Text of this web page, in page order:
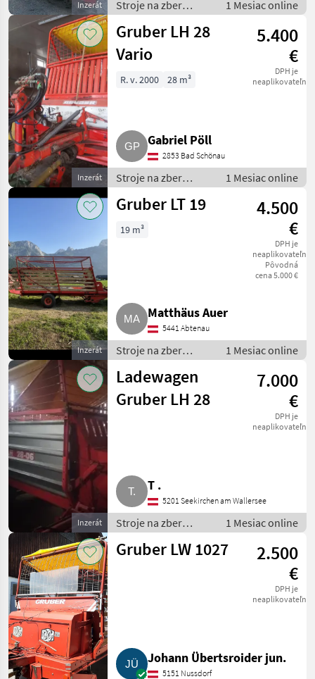
Inzerát
Stroje na zber
objemových krmív /
Zberaci prívesný voz
1 Mesiac online
Inzerát
Gruber LH 28
Vario
5.400
€
DPH je
neaplikovateľné
R. v. 2000 28 m³
Gabriel Pöll
2853 Bad Schönau
Stroje na zber
objemových krmív /
Zberaci prívesný voz
1 Mesiac online
Inzerát
Gruber LT 19
4.500
€
DPH je
neaplikovateľné
Pôvodná
cena 5.000 €
19 m³
Matthäus Auer
5441 Abtenau
Stroje na zber
objemových krmív /
Zberaci prívesný voz
1 Mesiac online
Inzerát
Ladewagen
Gruber LH 28
7.000
€
DPH je
neaplikovateľné
T .
5201 Seekirchen am Wallersee
Stroje na zber
objemových krmív /
Zberaci prívesný voz
1 Mesiac online
Gruber LW 1027
2.500
€
DPH je
neaplikovateľné
Johann Übertsroider jun.
5151 Nussdorf